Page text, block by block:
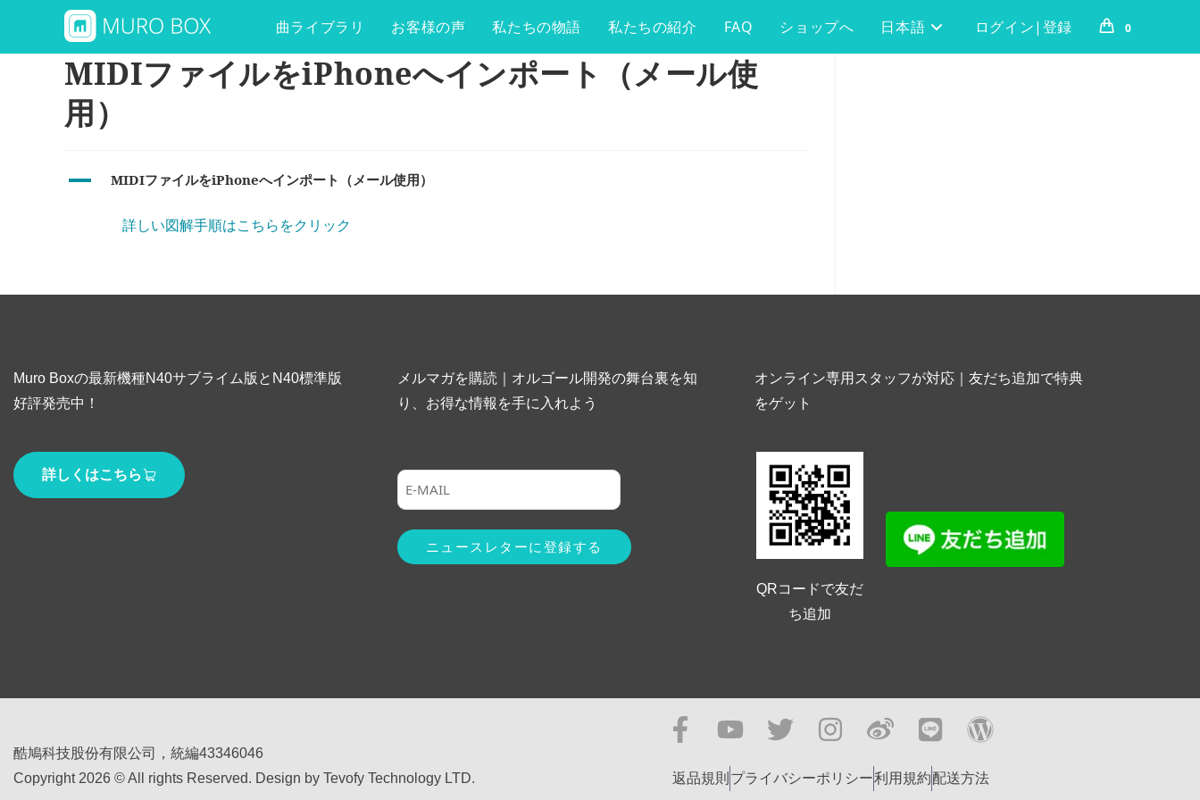
曲ライブラリ お客様の声 私たちの物語 私たちの紹介 FAQ ショップへ 日本語 ログイン|登録 0
MIDIファイルをiPhoneへインポート（メール使
用）
A MIDIファイルをiPhoneへインポート（メール使用）
詳しい図解手順はこちらをクリック
Muro Boxの最新機種N40サブライム版とN40標準版
好評発売中！
詳しくはこちら
メルマガを購読｜オルゴール開発の舞台裏を知
り、お得な情報を手に入れよう
オンライン専用スタッフが対応｜友だち追加で特典
をゲット
QRコードで友だ
ち追加
酷鳩科技股份有限公司，統編43346046
Copyright 2026 © All rights Reserved. Design by Tevofy Technology LTD.
返品規則 プライバシーポリシー利用規約配送方法